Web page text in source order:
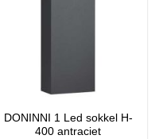
DONINNI 1 Led sokkel H-
400 antraciet